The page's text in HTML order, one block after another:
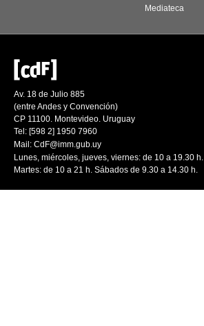
Mediateca
Av. 18 de Julio 885
(entre Andes y Convención)
CP 11100. Montevideo. Uruguay
Tel: [598 2] 1950 7960
Mail: CdF@imm.gub.uy
Lunes, miércoles, jueves, viernes: de 10 a 19.30 h.
Martes: de 10 a 21 h. Sábados de 9.30 a 14.30 h.